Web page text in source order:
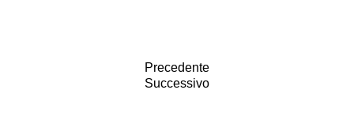
Precedente
Successivo